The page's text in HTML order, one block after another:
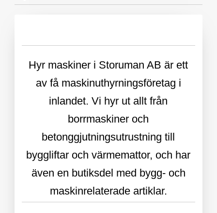
Hyr maskiner i Storuman AB är ett
av få maskinuthyrningsföretag i
inlandet. Vi hyr ut allt från
borrmaskiner och
betonggjutningsutrustning till
byggliftar och värmemattor, och har
även en butiksdel med bygg- och
maskinrelaterade artiklar.